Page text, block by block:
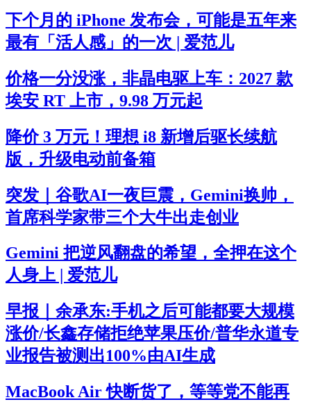
下个月的 iPhone 发布会，可能是五年来
最有「活人感」的一次 | 爱范儿
价格一分没涨，非晶电驱上车：2027 款
埃安 RT 上市，9.98 万元起
降价 3 万元！理想 i8 新增后驱长续航
版，升级电动前备箱
突发｜谷歌AI一夜巨震，Gemini换帅，
首席科学家带三个大牛出走创业
Gemini 把逆风翻盘的希望，全押在这个
人身上 | 爱范儿
早报｜余承东:手机之后可能都要大规模
涨价/长鑫存储拒绝苹果压价/普华永道专
业报告被测出100%由AI生成
MacBook Air 快断货了，等等党不能再